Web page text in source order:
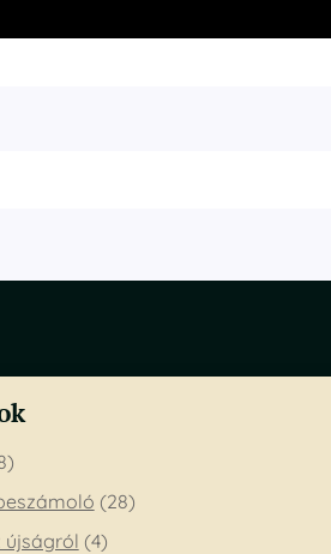
(28)
újságról (4)